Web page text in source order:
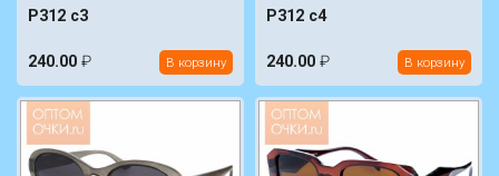
P312 c3
240.00 ₽ В корзину
P312 c4
240.00 ₽ В корзину